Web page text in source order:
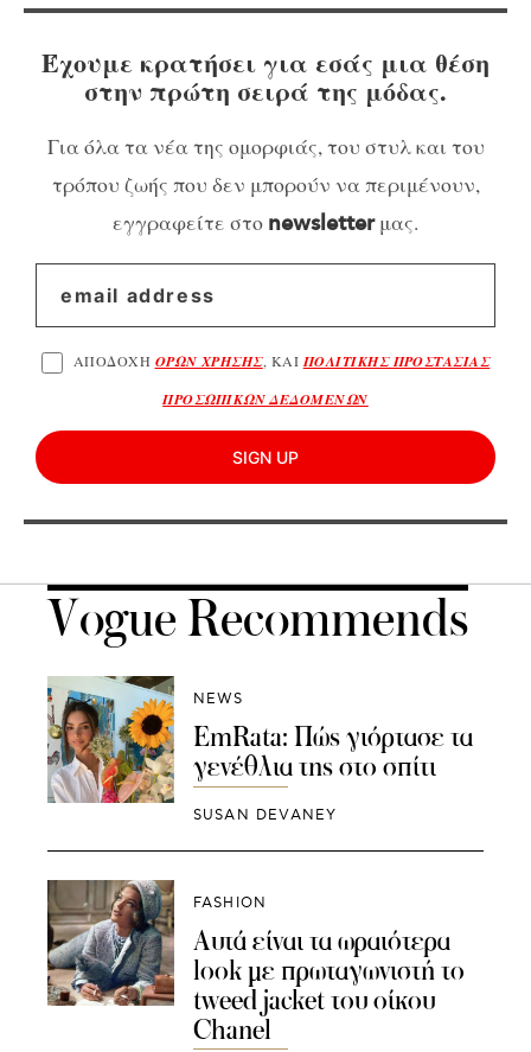
Έχουμε κρατήσει για εσάς μια θέση
στην πρώτη σειρά της μόδας.
Για όλα τα νέα της ομορφιάς, του στυλ και του
τρόπου ζωής που δεν μπορούν να περιμένουν,
εγγραφείτε στο newsletterμας.
ΑΠΟΔΟΧΗ ΟΡΩΝ ΧΡΗΣΗΣ, ΚΑΙ ΠΟΛΙΤΙΚΗΣ ΠΡΟΣΤΑΣΙΑΣ
ΠΡΟΣΩΠΙΚΩΝ ΔΕΔΟΜΕΝΩΝ
SIGN UP
Vogue Recommends
NEWS
EmRata: Πώς γιόρτασε τα
γενέθλια της στο σπίτι
SUSAN DEVANEY
FASHION
Αυτά είναι τα ωραιότερα
look με πρωταγωνιστή το
tweed jacket του οίκου
Chanel